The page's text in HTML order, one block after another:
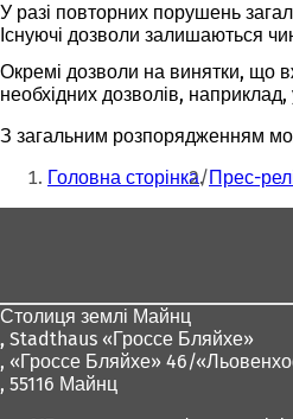
У разі повторних порушень
Існуючі дозволи залишаються
Окремі дозволи на винятки, що
необхідних дозволів,
З загальним розпорядженням
Ти
тут:
Головна сторінка Прес-
Столиця землі Майнц
, Stadthaus «Гроссе Бляйхе»
, «Гроссе Бляйхе» 46/
, 55116 Майнц